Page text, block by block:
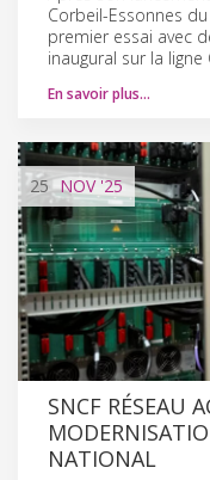
Corbeil-Essonnes du
premier essai avec
inaugural sur la ligne
En savoir plus…
25 NOV'25
SNCF RÉSEAU
NATIONAL